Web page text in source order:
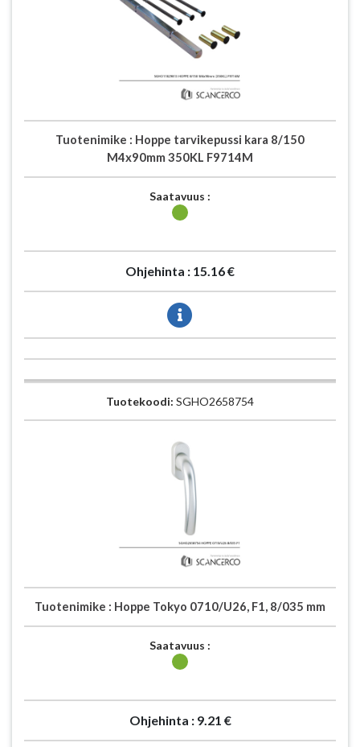
Tuotenimike : Hoppe tarvikepussi kara 8/150
M4x90mm 350KL F9714M
Saatavuus :
Ohjehinta : 15.16 €
Tuotekoodi: SGHO2658754
Tuotenimike : Hoppe Tokyo 0710/U26, F1, 8/035 mm
Saatavuus :
Ohjehinta : 9.21 €